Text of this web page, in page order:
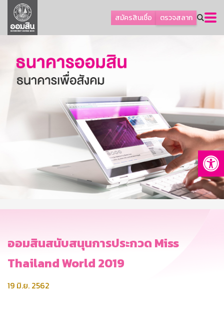
สมัครสินเชื่อ ตรวจสลาก
ลูกค้าธุรกิจ
ลูกค้าผู้ประกอบรายย่อย
ออมเพื่อสุข
เกี่ยวกับธนาคาร
การพัฒนาที่ยั่งยืน
บริการทางการเงิน
ติดต่อเรา
บริการออนไลน์
TH
EN
ออมสินสนับสนุนการประกวด Miss
Thailand World 2019
19 มิ.ย. 2562